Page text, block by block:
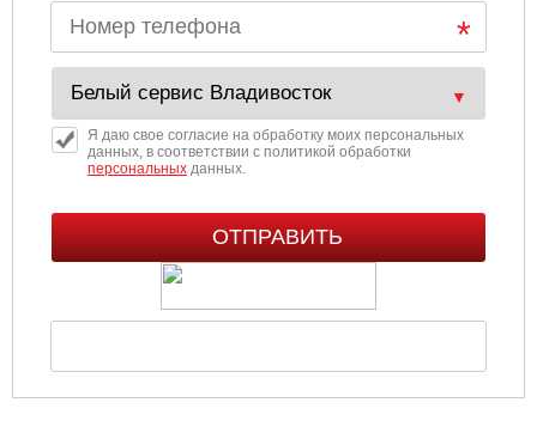
Я даю свое согласие на обработку моих персональных
данных, в соответствии с политикой обработки
персональныхданных.